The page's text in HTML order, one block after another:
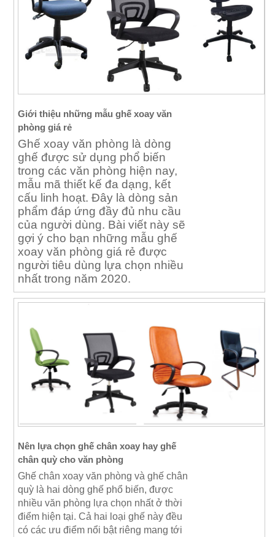
Giới thiệu những mẫu ghế xoay văn
phòng giá rẻ
Ghế xoay văn phòng là dòng
ghế được sử dụng phổ biến
trong các văn phòng hiện nay,
mẫu mã thiết kế đa dạng, kết
cấu linh hoạt. Đây là dòng sản
phẩm đáp ứng đầy đủ nhu cầu
của người dùng. Bài viết này sẽ
gợi ý cho bạn những mẫu ghế
xoay văn phòng giá rẻ được
người tiêu dùng lựa chọn nhiều
nhất trong năm 2020.
Nên lựa chọn ghế chân xoay hay ghế
chân quỳ cho văn phòng
Ghế chân xoay văn phòng và ghế chân
quỳ là hai dòng ghế phổ biến, được
nhiều văn phòng lựa chọn nhất ở thời
điểm hiện tại. Cả hai loại ghế này đều
có các ưu điểm nổi bật riêng mang tới